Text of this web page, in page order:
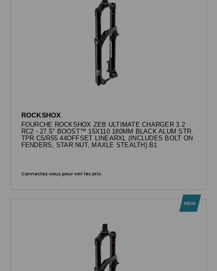
ROCKSHOX
FOURCHE ROCKSHOX ZEB ULTIMATE CHARGER 3.2
RC2 - 27.5" BOOST™ 15X110 180MM BLACK ALUM STR
TPR C5/R55 44OFFSET LINEARXL (INCLUDES BOLT ON
FENDERS, STAR NUT, MAXLE STEALTH) B1
Connectez-vous pour voir les prix.